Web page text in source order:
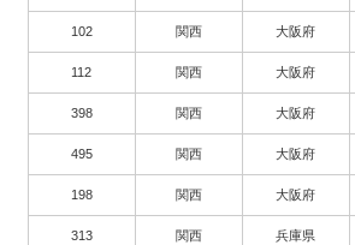
102 関西 大阪府
112 関西 大阪府
398 関西 大阪府
495 関西 大阪府
198 関西 大阪府
313 関西 兵庫県